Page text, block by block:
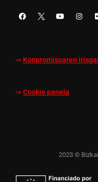
⇒ Konpromisoaren
⇒ Cookie panela
2023 ©